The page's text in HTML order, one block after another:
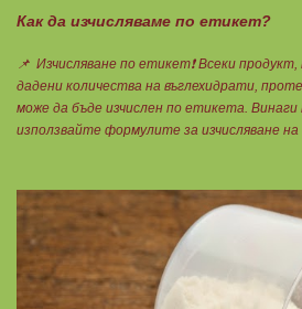
Как да изчисляваме по етикет?
📌 Изчисляване по етикет❗ Всеки
дадени количества на въглехидрати,
може да бъде изчислен по етикета.
използвайте формулите за изчисляване
въглехидрати в 100 г = количеството
Мазнини: 150 : количеството мазнини в
1 блок.